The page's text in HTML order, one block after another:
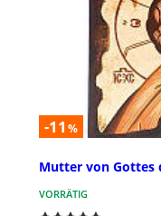
-11 %
Mutter von Gottes
VORRÄTIG